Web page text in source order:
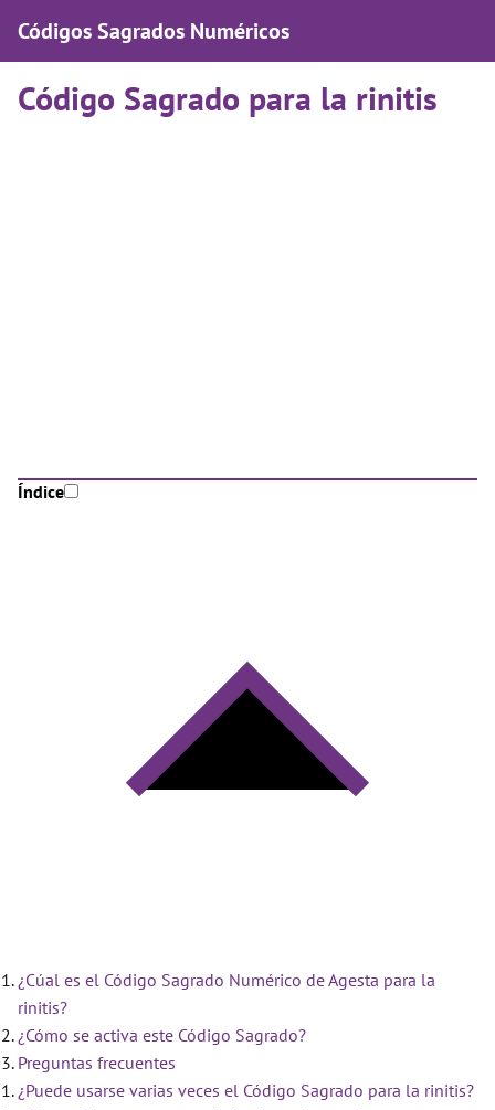
Códigos Sagrados Numéricos
Código Sagrado para la rinitis
Índice
¿Cúal es el Código Sagrado Numérico de Agesta para la
rinitis?
¿Cómo se activa este Código Sagrado?
Preguntas frecuentes
¿Puede usarse varias veces el Código Sagrado para la rinitis?